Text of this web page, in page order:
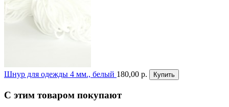
Шнур для одежды 4 мм., белый 180,00 р. Купить
С этим товаром покупают